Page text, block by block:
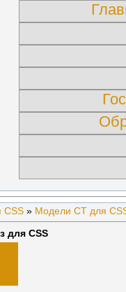
CSS » Модели CT для
для CSS